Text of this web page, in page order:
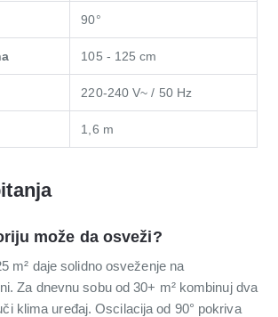
90°
105 - 125 cm
220-240 V~ / 50 Hz
1,6 m
može da osveži?
m² daje solidno osveženje na
Za dnevnu sobu od 30+ m² kombinuj dva
klima uređaj. Oscilacija od 90° pokriva